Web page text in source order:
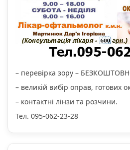
– перевірка зору –
– великій вибір оправ, готових
– контактні лінзи та розчини.
Тел. 095-062-23-28